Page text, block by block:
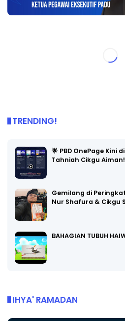
TRENDING!
🌟 PBD OnePage Kini
Tahniah Cikgu
Gemilang di
Nur Shafura & Cikgu
BAHAGIAN TUBUH
IHYA' RAMADAN